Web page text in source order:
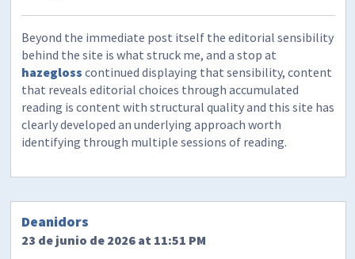
Beyond the immediate post itself the editorial sensibility
behind the site is what struck me, and a stop at
hazegloss continued displaying that sensibility, content
that reveals editorial choices through accumulated
reading is content with structural quality and this site has
clearly developed an underlying approach worth
identifying through multiple sessions of reading.
Deanidors
23 de junio de 2026 at 11:51 PM